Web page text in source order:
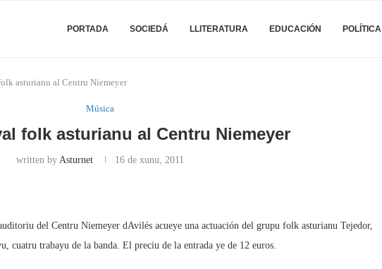
PORTADA SOCIEDÁ LLITERATURA EDUCACIÓN POLÍTICA
asturianu al Centru Niemeyer
Música
folk asturianu al Centru Niemeyer
written by Asturnet 16 de xunu, 2011
del Centru Niemeyer dAvilés acueye una actuación del grupu folk asturianu Tejedor,
cuatru trabayu de la banda. El preciu de la entrada ye de 12 euros.